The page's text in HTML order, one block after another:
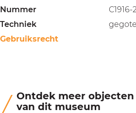
Nummer
C1916-
Techniek
Gebruiksrecht
Ontdek meer
van dit museum